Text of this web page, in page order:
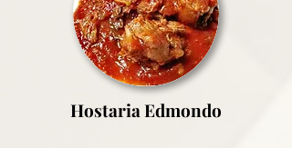
Hostaria Edmondo